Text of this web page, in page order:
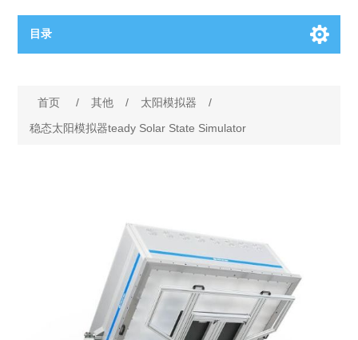
目录
OCT MZI干涉仪
OCT数据采集卡
OCT（光学相干断层扫描）整机
BC电池解决方案
透光率测试仪
等离子刻蚀设备
物理气相沉积设备
晶锭检测质量控制
氧碳分析仪
钙钛矿太阳能电池
首页 / 其他 / 太阳模拟器
/
稳态太阳模拟器teady Solar State Simulator